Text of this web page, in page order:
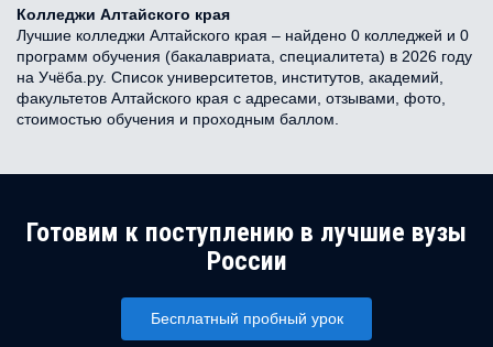
Колледжи Алтайского края
Лучшие колледжи Алтайского края – найдено 0 колледжей и 0
программ обучения (бакалавриата, специалитета) в 2026 году
на Учёба.ру. Список университетов, институтов, академий,
факультетов Алтайского края с адресами, отзывами, фото,
стоимостью обучения и проходным баллом.
Готовим к поступлению в лучшие вузы
России
Бесплатный пробный урок